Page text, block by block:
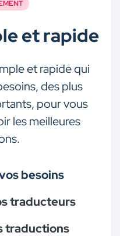
et rapide
et rapide qui
des plus
pour vous
les meilleures
besoins
traducteurs
traductions